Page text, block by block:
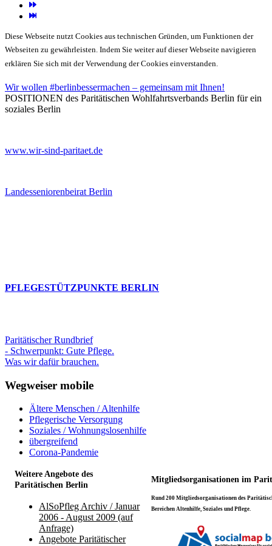
Diese Webseite nutzt Cookies aus technischen Gründen, um Funktionen der
Webseiten zu gewährleisten. Indem Sie weiter auf dieser Webseite navigieren
erklären Sie sich mit der Verwendung der Cookies einverstanden.
Wir wollen #berlinbessermachen – gemeinsam mit Ihnen!
POSITIONEN des Paritätischen Wohlfahrtsverbands Berlin für ein
soziales Berlin
www.wir-sind-paritaet.de
Landesseniorenbeirat Berlin
PFLEGESTÜTZPUNKTE BERLIN
Paritätischer Rundbrief
- Schwerpunkt: Gute Pflege.
Was wir dafür brauchen.
Wegweiser mobile
Ältere Menschen / Altenhilfe
Pflegerische Versorgung
Soziales / Wohnungslosenhilfe
übergreifend
Corona-Pandemie
Weitere Angebote des
Paritätischen Berlin
Mitgliedsorganisationen im
AlSoPfleg Archiv / Januar
2006 - August 2009 (auf
Anfrage)
Angebote Paritätischer
Rund 200 Mitgliedsorganisationen des
Bereichen Altenhilfe, Soziales und Pflege.